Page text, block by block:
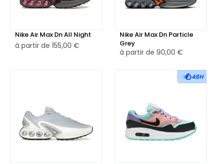
Nike Air Max Dn All Night
à partir de 155,00 €
Nike Air Max Dn Particle
Grey
à partir de 90,00 €
48H